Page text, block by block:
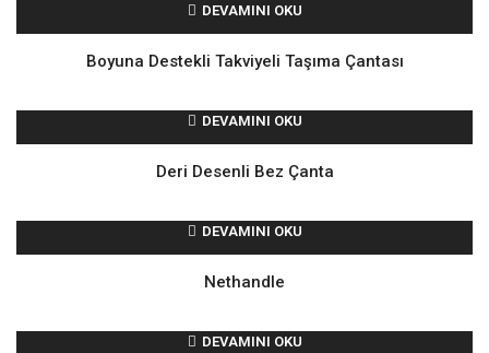
DEVAMINI OKU
Boyuna Destekli Takviyeli Taşıma Çantası
DEVAMINI OKU
Deri Desenli Bez Çanta
DEVAMINI OKU
Nethandle
DEVAMINI OKU